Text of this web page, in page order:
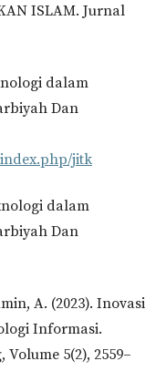
ISLAM. Jurnal
dalam
Dan
jitk
dalam
Dan
A. (2023). Inovasi
Informasi.
5(2), 2559–